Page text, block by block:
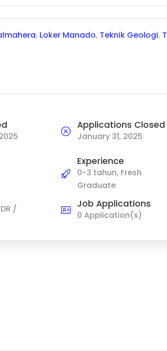
, Loker Manado, Teknik Geologi,
Applications Closed
January 31, 2025
Experience
0-3 tahun, Fresh
Graduate
/
Job Applications
0 Application(s)